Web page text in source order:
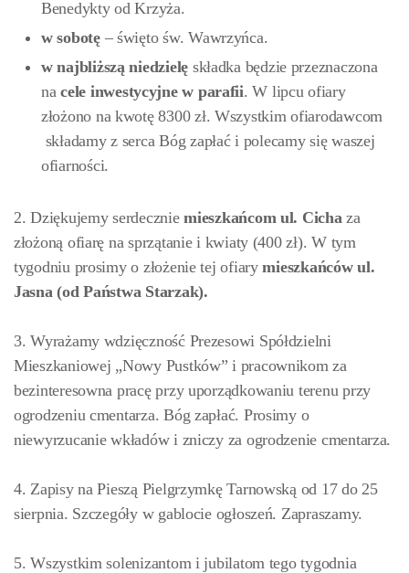
Benedykty od Krzyża.
w sobotę – święto św. Wawrzyńca.
w najbliższą niedzielę składka będzie przeznaczona
nacele inwestycyjne w parafii. W lipcu ofiary
złożono na kwotę 8300 zł. Wszystkim ofiarodawcom
składamy z serca Bóg zapłać i polecamy się waszej
ofiarności.
2. Dziękujemy serdeczniemieszkańcom ul. Cichaza
złożoną ofiarę na sprzątanie i kwiaty (400 zł). W tym
tygodniu prosimy o złożenie tej ofiarymieszkańców ul.
Jasna (od Państwa Starzak).
3. Wyrażamy wdzięczność Prezesowi Spółdzielni
Mieszkaniowej „Nowy Pustków” i pracownikom za
bezinteresowna pracę przy uporządkowaniu terenu przy
ogrodzeniu cmentarza. Bóg zapłać. Prosimy o
niewyrzucanie wkładów i zniczy za ogrodzenie cmentarza.
4. Zapisy na Pieszą Pielgrzymkę Tarnowską od 17 do 25
sierpnia. Szczegóły w gablocie ogłoszeń. Zapraszamy.
5. Wszystkim solenizantom i jubilatom tego tygodnia